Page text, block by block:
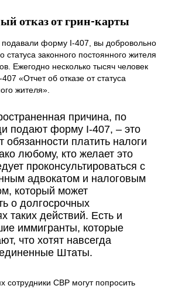
отказ от грин-карты
подавали форму I-407, вы добровольно
статуса законного постоянного жителя
Ежегодно несколько тысяч человек
«Отчет об отказе от статуса
жителя».
причина, по
подают форму I-407, – это
обязанности платить налоги
любому, кто желает это
проконсультироваться с
адвокатом и налоговым
который может
о долгосрочных
таких действий. Есть и
иммигранты, которые
что хотят навсегда
Штаты.
сотрудники CBP могут попросить